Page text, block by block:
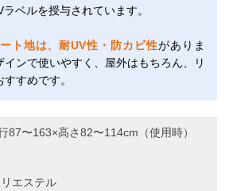
ベルを授与されています。
ト地は、耐UV性・防カビ性がありま
ンで使いやすく、屋外はもちろん、リ
すめです。
87〜163×高さ82〜114cm（使用時）
エステル